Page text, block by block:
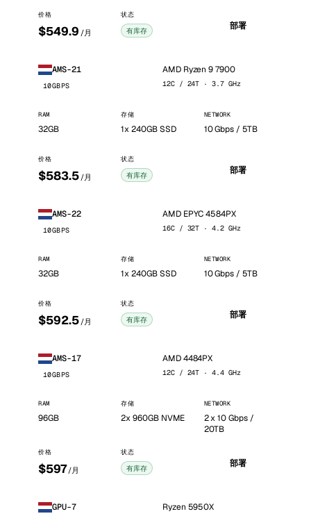
价格
$549.9 /月
状态
有库存 部署
AMS-21
10GBPS
AMD Ryzen 9 7900
12C / 24T · 3.7 GHz
RAM
32GB
存储
1x 240GB SSD
NETWORK
10 Gbps / 5TB
价格
$583.5 /月
状态
有库存 部署
AMS-22
10GBPS
AMD EPYC 4584PX
16C / 32T · 4.2 GHz
RAM
32GB
存储
1x 240GB SSD
NETWORK
10 Gbps / 5TB
价格
$592.5 /月
状态
有库存 部署
AMS-17
10GBPS
AMD 4484PX
12C / 24T · 4.4 GHz
RAM
96GB
存储
2x 960GB NVME
NETWORK
2 x 10 Gbps /
20TB
价格
$597 /月
状态
有库存 部署
GPU-7 Ryzen 5950X